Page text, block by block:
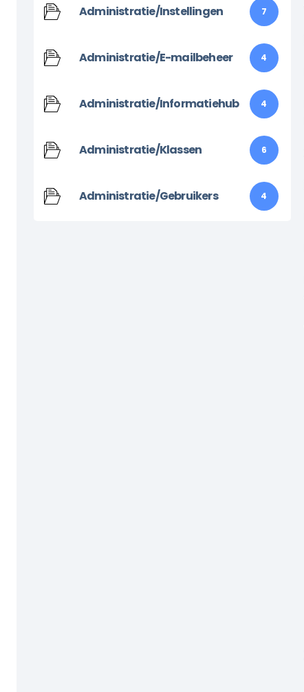
Administratie/Instellingen 7
Administratie/E-mailbeheer 4
Administratie/Informatiehub 4
Administratie/Klassen 6
Administratie/Gebruikers 4